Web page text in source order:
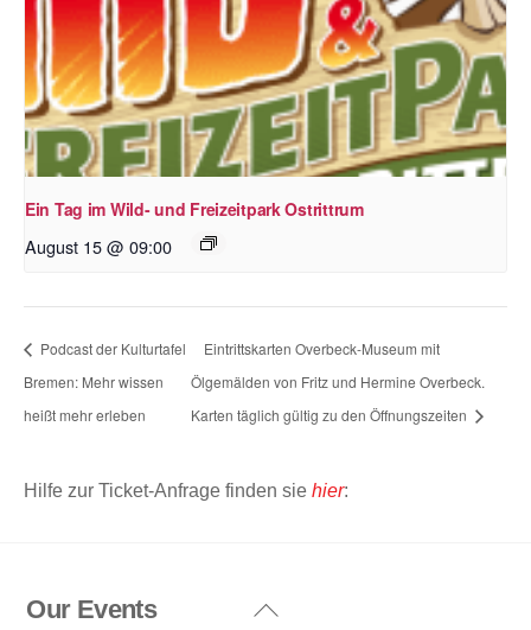
Ein Tag im Wild- und Freizeitpark Ostrittrum
August 15 @ 09:00
Podcast der Kulturtafel
Bremen: Mehr wissen
heißt mehr erleben
Eintrittskarten Overbeck-Museum mit
Ölgemälden von Fritz und Hermine Overbeck.
Karten täglich gültig zu den Öffnungszeiten
Hilfe zur Ticket-Anfrage finden sie hier:
Back
Our Events